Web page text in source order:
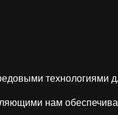
технологиями
нам